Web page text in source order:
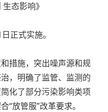
态影响》
正式实施。
措施，突出噪声源和规
，明确了监管、监测的
化了部分污染影响类项
“放管服”改革要求。